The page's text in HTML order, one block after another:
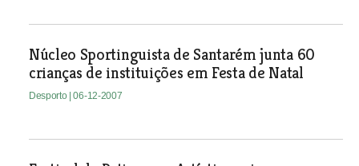
Núcleo Sportinguista de Santarém junta 60
crianças de instituições em Festa de Natal
Desporto | 06-12-2007